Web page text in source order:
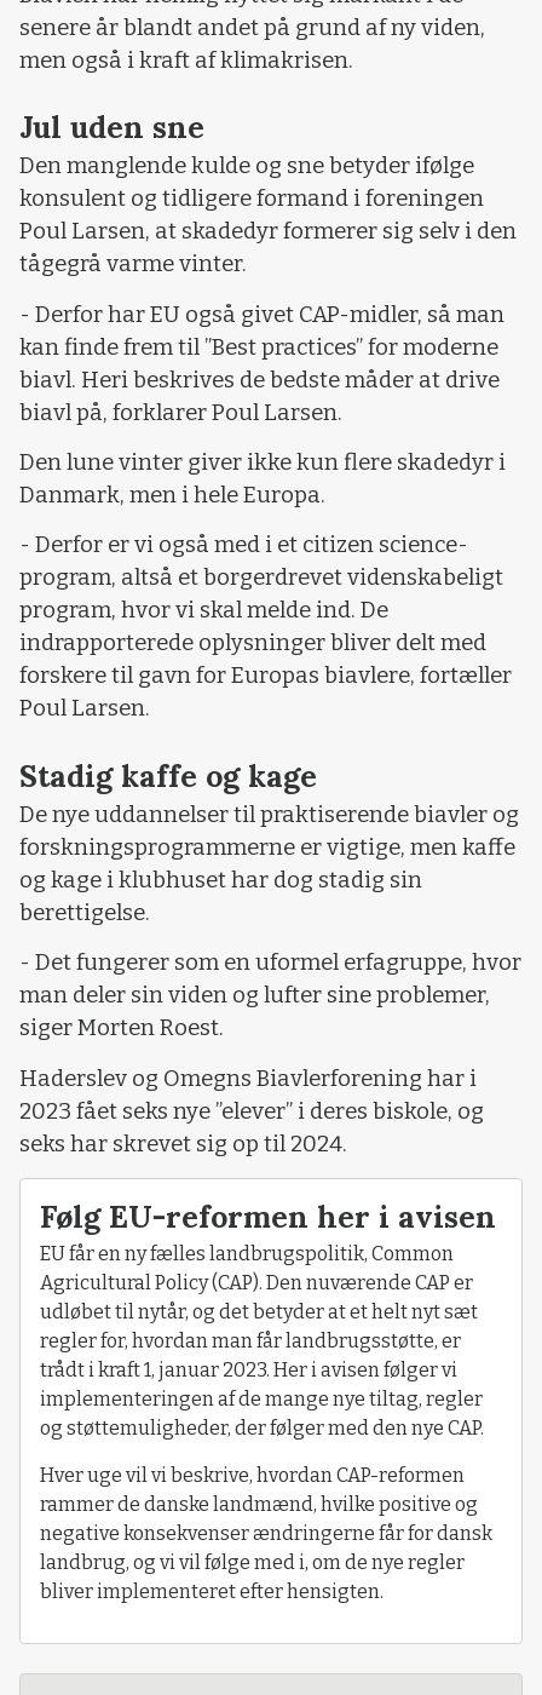
senere år blandt andet på grund af ny viden,
men også i kraft af klimakrisen.
Jul uden sne
Den manglende kulde og sne betyder ifølge
konsulent og tidligere formand i foreningen
Poul Larsen, at skadedyr formerer sig selv i den
tågegrå varme vinter.
- Derfor har EU også givet CAP-midler, så man
kan finde frem til ”Best practices” for moderne
biavl. Heri beskrives de bedste måder at drive
biavl på, forklarer Poul Larsen.
Den lune vinter giver ikke kun flere skadedyr i
Danmark, men i hele Europa.
- Derfor er vi også med i et citizen science-
program, altså et borgerdrevet videnskabeligt
program, hvor vi skal melde ind. De
indrapporterede oplysninger bliver delt med
forskere til gavn for Europas biavlere, fortæller
Poul Larsen.
Stadig kaffe og kage
De nye uddannelser til praktiserende biavler og
forskningsprogrammerne er vigtige, men kaffe
og kage i klubhuset har dog stadig sin
berettigelse.
- Det fungerer som en uformel erfagruppe, hvor
man deler sin viden og lufter sine problemer,
siger Morten Roest.
Haderslev og Omegns Biavlerforening har i
2023 fået seks nye ”elever” i deres biskole, og
seks har skrevet sig op til 2024.
Følg EU-reformen her i avisen
EU får en ny fælles landbrugspolitik, Common
Agricultural Policy (CAP). Den nuværende CAP er
udløbet til nytår, og det betyder at et helt nyt sæt
regler for, hvordan man får landbrugsstøtte, er
trådt i kraft 1, januar 2023. Her i avisen følger vi
implementeringen af de mange nye tiltag, regler
og støttemuligheder, der følger med den nye CAP.
Hver uge vil vi beskrive, hvordan CAP-reformen
rammer de danske landmænd, hvilke positive og
negative konsekvenser ændringerne får for dansk
landbrug, og vi vil følge med i, om de nye regler
bliver implementeret efter hensigten.